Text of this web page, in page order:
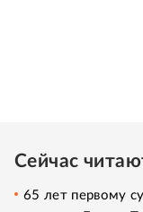
Сейчас
65 лет первому